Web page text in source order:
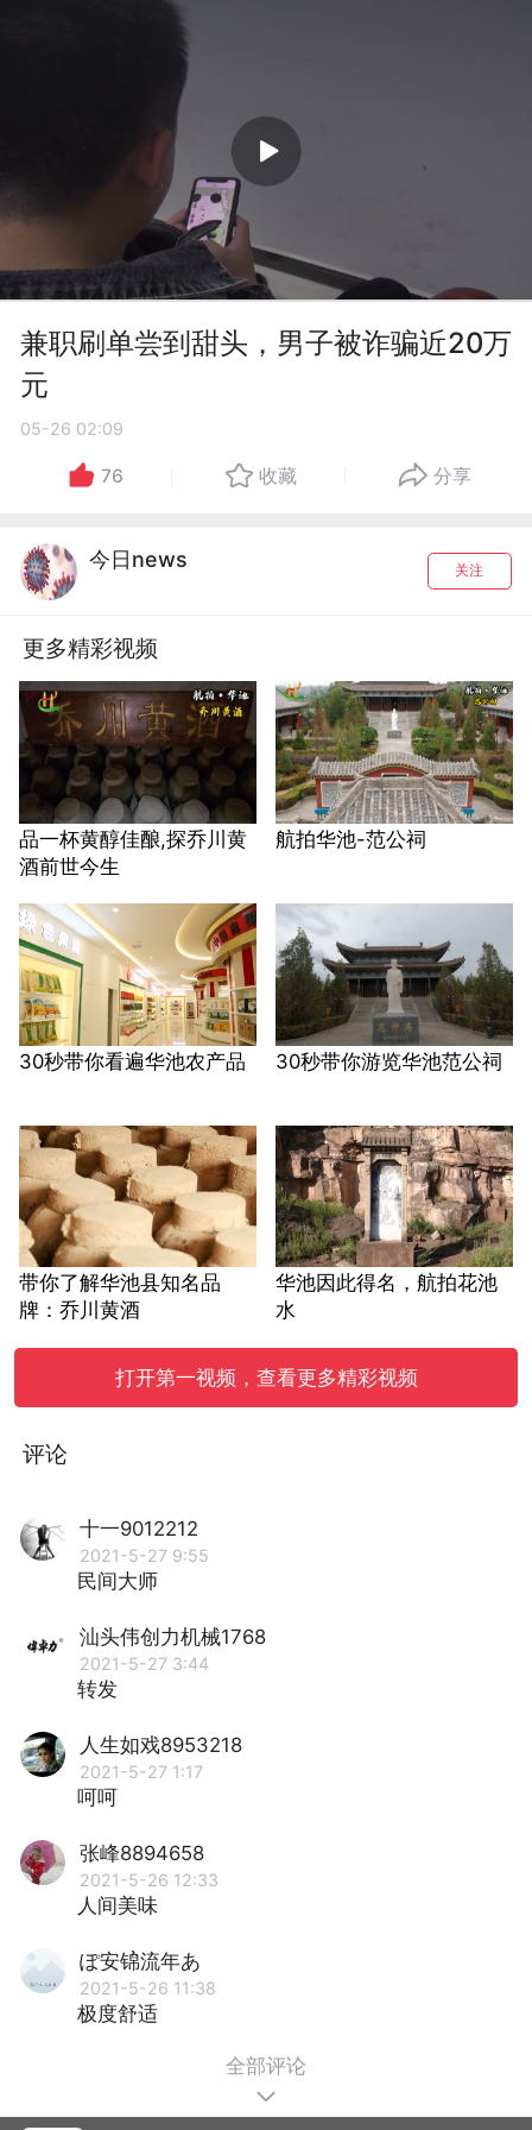
兼职刷单尝到甜头，男子被诈骗近20万
元
05-26 02:09
76 收藏 分享
今日news 关注
更多精彩视频
品一杯黄醇佳酿,探乔川黄
酒前世今生
航拍华池-范公祠
30秒带你看遍华池农产品 30秒带你游览华池范公祠
带你了解华池县知名品
牌：乔川黄酒
华池因此得名，航拍花池
水
打开第一视频，查看更多精彩视频
评论
十一9012212
2021-5-27 9:55
民间大师
汕头伟创力机械1768
2021-5-27 3:44
转发
人生如戏8953218
2021-5-27 1:17
呵呵
张峰8894658
2021-5-26 12:33
人间美味
ぽ安锦流年あ
2021-5-26 11:38
极度舒适
全部评论